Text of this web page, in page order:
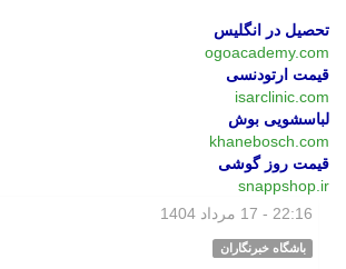
تحصیل در انگلیس
ogoacademy.com
قیمت ارتودنسی
isarclinic.com
لباسشویی بوش
khanebosch.com
قیمت روز گوشی
snappshop.ir
22:16 - 17 مرداد 1404
باشگاه خبرنگاران